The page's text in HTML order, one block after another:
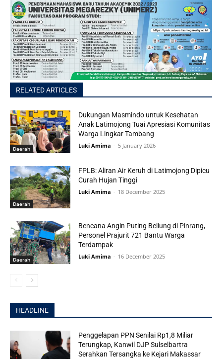
RELATED ARTICLES
Daerah
Dukungan Masmindo untuk Kesehatan
Anak Latimojong Tuai Apresiasi Komunitas
Warga Lingkar Tambang
Luki Amima - 5 January 2026
Daerah
FPLB: Aliran Air Keruh di Latimojong Dipicu
Curah Hujan Tinggi
Luki Amima - 18 December 2025
Daerah
Bencana Angin Puting Beliung di Pinrang,
Personel Prajurit 721 Bantu Warga
Terdampak
Luki Amima - 16 December 2025
HEADLINE
Penggelapan PPN Senilai Rp1,8 Miliar
Terungkap, Kanwil DJP Sulselbartra
Serahkan Tersangka ke Kejari Makassar